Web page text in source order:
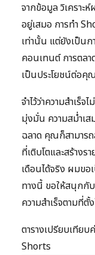
จากข้อมูล วิเครา
อยู่เสมอ การทำ
เท่านั้น แต่ยังเป็น
คอนเทนต์ การตลา
เป็นประโยชน์ต่อคุ
จำไว้ว่าความสำเร็
มุ่งมั่น ความสม่ำเส
ฉลาด คุณก็สามาร
ที่เติบโตและสร้าง
เดือนได้จริง ผมขอ
ทางนี้ ขอให้สนุกกั
ความสำเร็จตามที่ตั้
ตารางเปรียบเที
Shorts